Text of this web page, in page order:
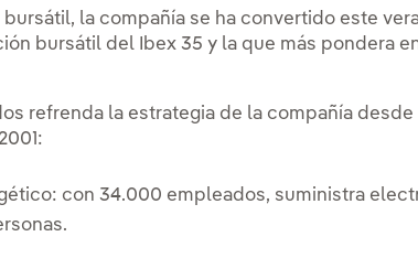
la compañía se ha convertido este
bursátil del Ibex 35 y la que más pondera
refrenda la estrategia de la compañía desde
con 34.000 empleados, suministra